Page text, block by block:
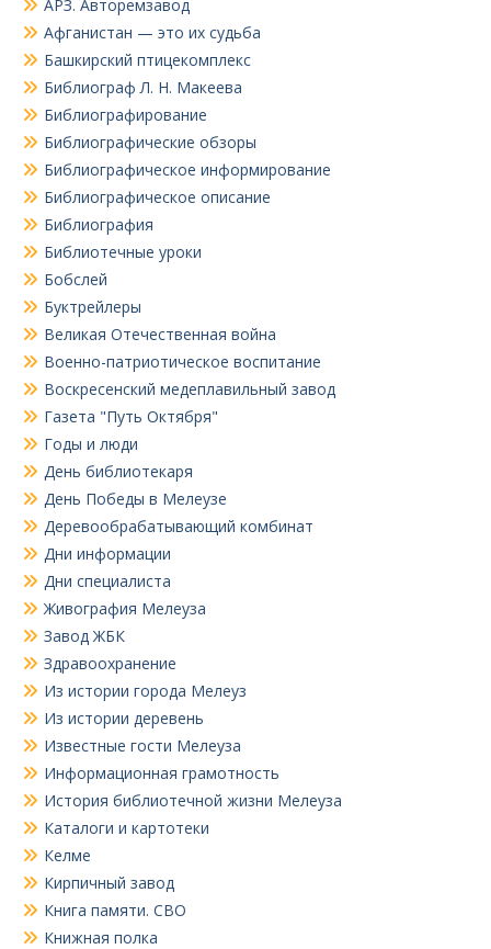
АРЗ. Авторемзавод
Афганистан — это их судьба
Башкирский птицекомплекс
Библиограф Л. Н. Макеева
Библиографирование
Библиографические обзоры
Библиографическое информирование
Библиографическое описание
Библиография
Библиотечные уроки
Бобслей
Буктрейлеры
Великая Отечественная война
Военно-патриотическое воспитание
Воскресенский медеплавильный завод
Газета "Путь Октября"
Годы и люди
День библиотекаря
День Победы в Мелеузе
Деревообрабатывающий комбинат
Дни информации
Дни специалиста
Живография Мелеуза
Завод ЖБК
Здравоохранение
Из истории города Мелеуз
Из истории деревень
Известные гости Мелеуза
Информационная грамотность
История библиотечной жизни Мелеуза
Каталоги и картотеки
Келме
Кирпичный завод
Книга памяти. СВО
Книжная полка